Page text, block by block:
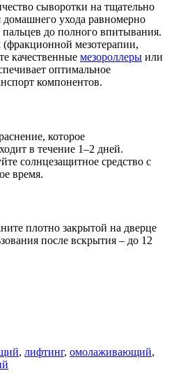
сыворотки на тщательно
ухода равномерно
до полного впитывания.
мезотерапии,
качественные мезороллеры или
оптимальное
компонентов.
которое
в течение 1–2 дней.
солнцезащитное средство с
время.
плотно закрытой на дверце
после вскрытия – до 12
, лифтинг, омолаживающий,